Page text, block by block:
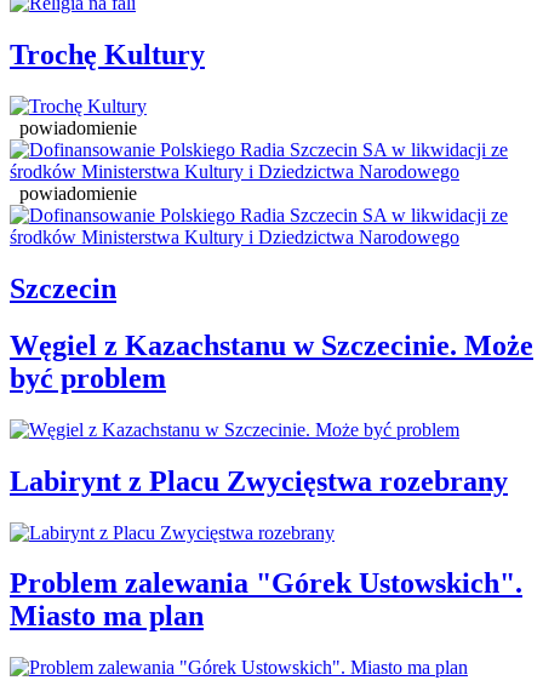
Trochę Kultury
powiadomienie
powiadomienie
Szczecin
Węgiel z Kazachstanu w Szczecinie. Może
być problem
Labirynt z Placu Zwycięstwa rozebrany
Problem zalewania "Górek Ustowskich".
Miasto ma plan